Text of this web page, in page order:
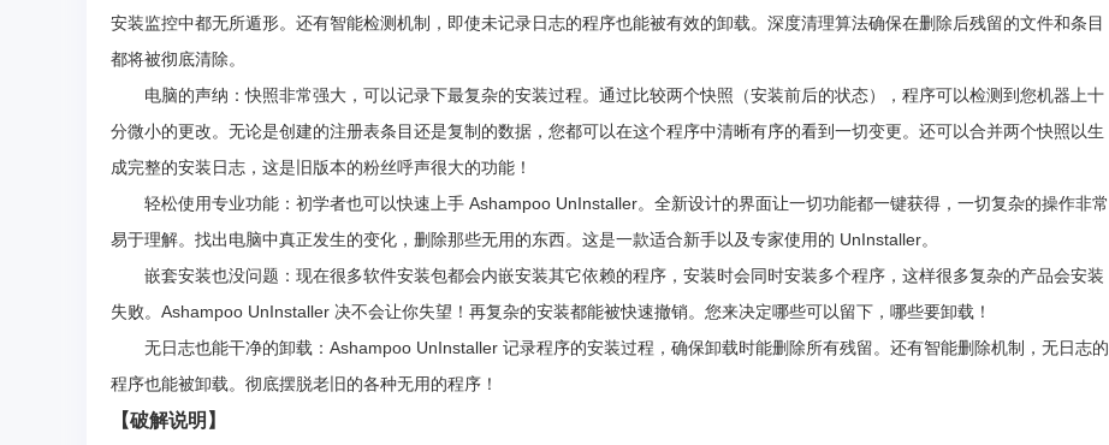
安装监控中都无所遁形。还有智能检测机制，即使未记录日志的程序也能被有效的卸载。深度清理算法确保在删除后残留的文件和条目
都将被彻底清除。
电脑的声纳：快照非常强大，可以记录下最复杂的安装过程。通过比较两个快照（安装前后的状态），程序可以检测到您机器上十
分微小的更改。无论是创建的注册表条目还是复制的数据，您都可以在这个程序中清晰有序的看到一切变更。还可以合并两个快照以生
成完整的安装日志，这是旧版本的粉丝呼声很大的功能！
轻松使用专业功能：初学者也可以快速上手 Ashampoo UnInstaller。全新设计的界面让一切功能都一键获得，一切复杂的操作非常
易于理解。找出电脑中真正发生的变化，删除那些无用的东西。这是一款适合新手以及专家使用的 UnInstaller。
嵌套安装也没问题：现在很多软件安装包都会内嵌安装其它依赖的程序，安装时会同时安装多个程序，这样很多复杂的产品会安装
失败。Ashampoo UnInstaller 决不会让你失望！再复杂的安装都能被快速撤销。您来决定哪些可以留下，哪些要卸载！
无日志也能干净的卸载：Ashampoo UnInstaller 记录程序的安装过程，确保卸载时能删除所有残留。还有智能删除机制，无日志的
程序也能被卸载。彻底摆脱老旧的各种无用的程序！
【破解说明】